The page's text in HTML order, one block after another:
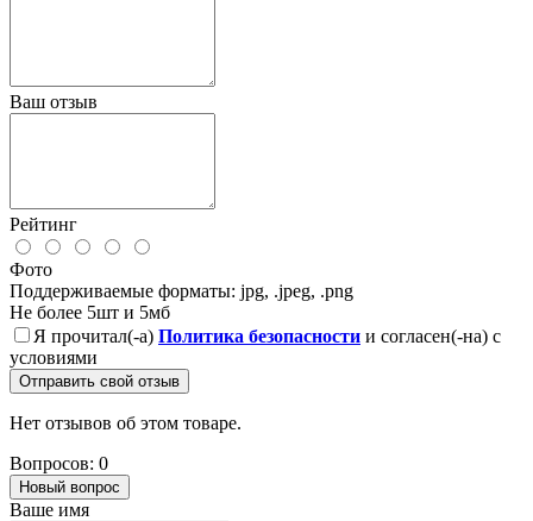
Ваш отзыв
Рейтинг
Фото
Поддерживаемые форматы: jpg, .jpeg, .png
Не более 5шт и 5мб
Я прочитал(-а) Политика безопасности и согласен(-на) с
условиями
Отправить свой отзыв
Нет отзывов об этом товаре.
Вопросов: 0
Новый вопрос
Ваше имя